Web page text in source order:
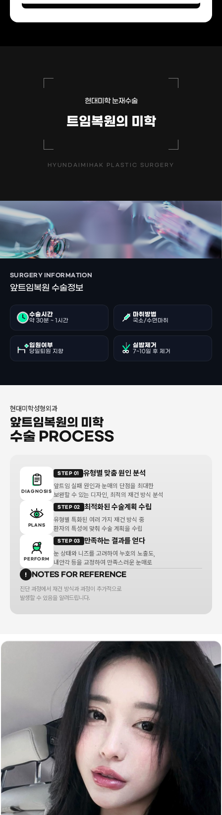
현대미학 눈재수술
트임복원의 미학
HYUNDAIMIHAK PLASTIC SURGERY
SURGERY INFORMATION
앞트임복원 수술정보
수술시간
약 30분 ~ 1시간
마취방법
국소/수면마취
입원여부
당일퇴원 지향
실밥제거
7~10일 후 제거
현대미학성형외과
앞트임복원의 미학
수술 PROCESS
DIAGNOSIS
STEP 01 유형별 맞춤 원인 분석
앞트임 실패 원인과 눈매의 단점을 최대한
보완할 수 있는 디자인, 최적의 재건 방식 분석
PLANS
STEP 02 최적화된 수술계획 수립
유형별 특화된 여러 가지 재건 방식 중
환자의 특성에 맞춰 수술 계획을 수립
PERFORM
STEP 03 만족하는 결과를 얻다
눈 상태와 니즈를 고려하여 누호의 노출도,
내안각 등을 교정하여 만족스러운 눈매로
!
NOTES FOR REFERENCE
진단 과정에서 재건 방식과 과정이 추가적으로
발생할 수 있음을 알려드립니다.